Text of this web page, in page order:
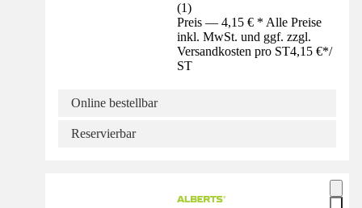
(1)
Preis — 4,15 € * Alle Preise
inkl. MwSt. und ggf. zzgl.
Versandkosten pro ST4,15 €*/
ST
Online bestellbar
Reservierbar